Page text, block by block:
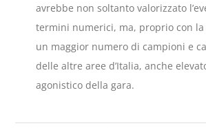
avrebbe non soltanto valorizzato
termini numerici, ma, proprio con la
un maggior numero di campioni e
delle altre aree d’Italia, anche
agonistico della gara.